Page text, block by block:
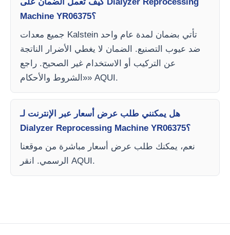
Machine YR06375؟
جميع معدات Kalstein تأتي بضمان لمدة عام واحد
ضد عيوب التصنيع. الضمان لا يغطي الأضرار الناتجة
عن التركيب أو الاستخدام غير الصحيح. راجع
«الشروط والأحكام» AQUI.
هل يمكنني طلب عرض أسعار عبر الإنترنت لـ
Dialyzer Reprocessing Machine YR06375؟
نعم، يمكنك طلب عرض أسعار مباشرة من موقعنا
الرسمي. انقر AQUI.